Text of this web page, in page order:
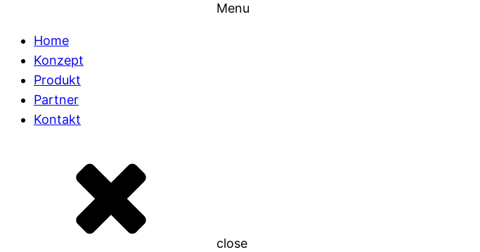
Menu
Home
Konzept
Produkt
Partner
Kontakt
close